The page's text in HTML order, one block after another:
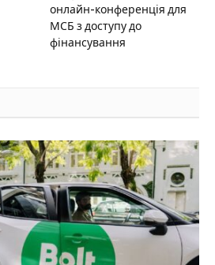
онлайн-конференція для
МСБ з доступу до
фінансування